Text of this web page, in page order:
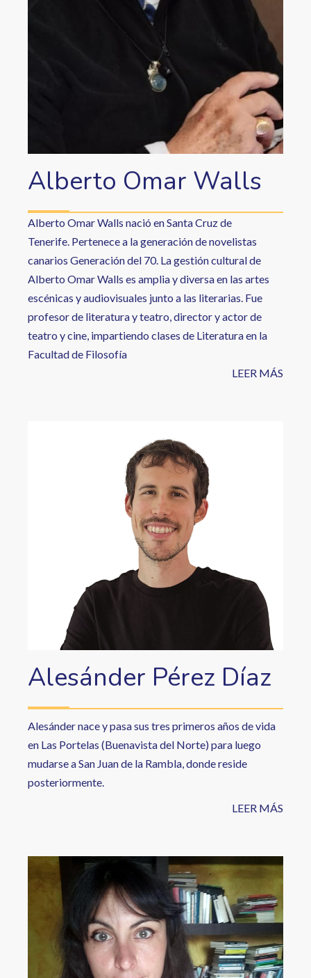
Alberto Omar Walls
Alberto Omar Walls nació en Santa Cruz de
Tenerife. Pertenece a la generación de novelistas
canarios Generación del 70. La gestión cultural de
Alberto Omar Walls es amplia y diversa en las artes
escénicas y audiovisuales junto a las literarias. Fue
profesor de literatura y teatro, director y actor de
teatro y cine, impartiendo clases de Literatura en la
Facultad de Filosofía
LEER MÁS
Alesánder Pérez Díaz
Alesánder nace y pasa sus tres primeros años de vida
en Las Portelas (Buenavista del Norte) para luego
mudarse a San Juan de la Rambla, donde reside
posteriormente.
LEER MÁS